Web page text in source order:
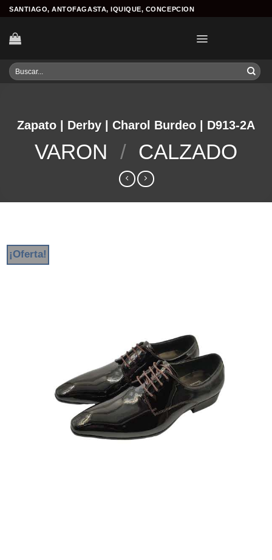
Skip
content
SANTIAGO, ANTOFAGASTA, IQUIQUE, CONCEPCION
Buscar
por:
Zapato | Derby | Charol Burdeo | D913-2A
VARON / CALZADO
¡Oferta!